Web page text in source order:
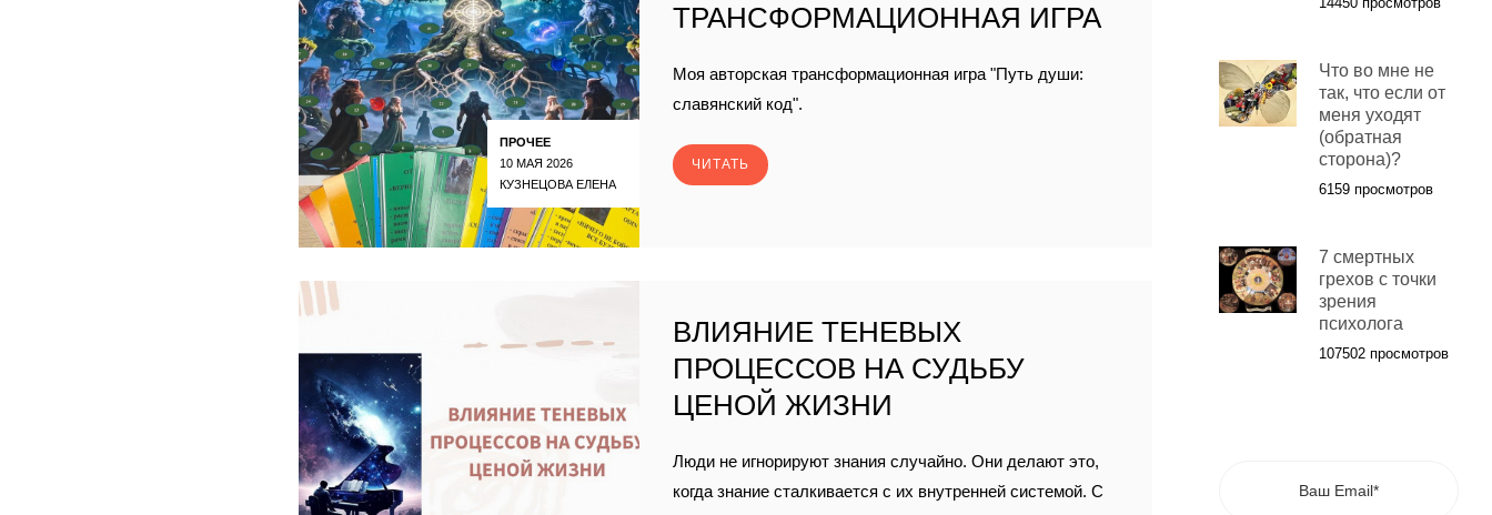
ПРОЧЕЕ
10 МАЯ 2026
КУЗНЕЦОВА ЕЛЕНА
ТРАНСФОРМАЦИОННАЯ ИГРА
Моя авторская трансформационная игра "Путь души:
славянский код".
ЧИТАТЬ
ВЛИЯНИЕ ТЕНЕВЫХ
ПРОЦЕССОВ НА СУДЬБУ
ЦЕНОЙ ЖИЗНИ
Люди не игнорируют знания случайно. Они делают это,
когда знание сталкивается с их внутренней системой. С
Что во мне не
так, что если от
меня уходят
(обратная
сторона)?
6159 просмотров
7 смертных
грехов с точки
зрения
психолога
107502 просмотров